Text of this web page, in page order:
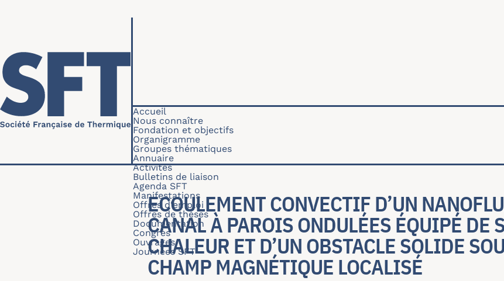
Navigation principale
Accueil
Nous connaître
Fondation et objectifs
Organigramme
Groupes thématiques
Annuaire
Activités
Bulletins de liaison
Agenda SFT
Manifestations
Offres d'emploi
Offres de thèses
Documentation
Congrès
Ouvrages
Journées SFT
ECOULEMENT CONVECTIF D’UN
CANAL À PAROIS ONDULÉES ÉQUIPÉ DE
CHALEUR ET D’UN OBSTACLE SOLIDE
CHAMP MAGNÉTIQUE LOCALISÉ